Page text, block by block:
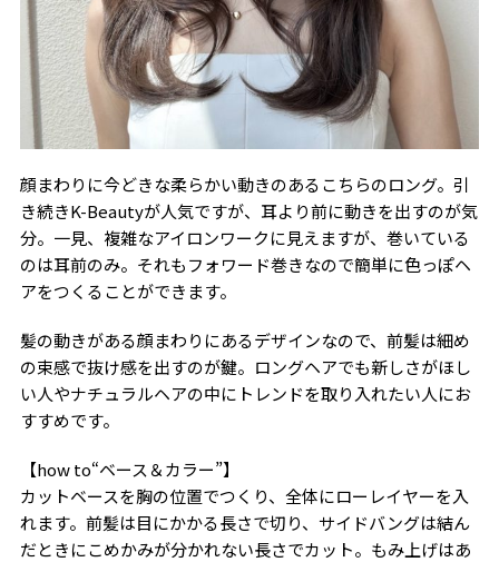
顔まわりに今どきな柔らかい動きのあるこちらのロング。引
き続きK-Beautyが人気ですが、耳より前に動きを出すのが気
分。一見、複雑なアイロンワークに見えますが、巻いている
のは耳前のみ。それもフォワード巻きなので簡単に色っぽヘ
アをつくることができます。
髪の動きがある顔まわりにあるデザインなので、前髪は細め
の束感で抜け感を出すのが鍵。ロングヘアでも新しさがほし
い人やナチュラルヘアの中にトレンドを取り入れたい人にお
すすめです。
【how to“ベース＆カラー”】
カットベースを胸の位置でつくり、全体にローレイヤーを入
れます。前髪は目にかかる長さで切り、サイドバングは結ん
だときにこめかみが分かれない長さでカット。もみ上げはあ